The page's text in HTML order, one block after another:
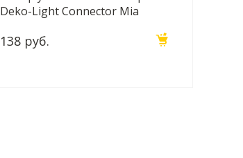
Deko-Light Connector Mia
138 руб.